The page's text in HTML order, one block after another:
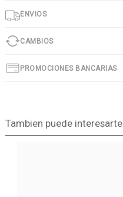
ENVIOS
CAMBIOS
PROMOCIONES BANCARIAS
Tambien puede interesarte